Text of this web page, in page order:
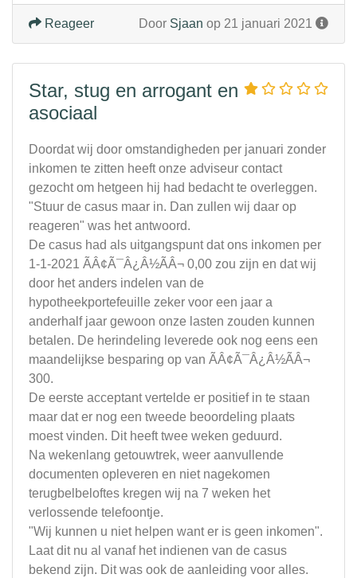
Door Sjaan op 21 januari 2021
Reageer
Star, stug en arrogant en
asociaal
Doordat wij door omstandigheden per januari zonder
inkomen te zitten heeft onze adviseur contact
gezocht om hetgeen hij had bedacht te overleggen.
"Stuur de casus maar in. Dan zullen wij daar op
reageren" was het antwoord.
De casus had als uitgangspunt dat ons inkomen per
1-1-2021 ÃÂ¢Ã¯Â¿Â½ÃÂ¬ 0,00 zou zijn en dat wij
door het anders indelen van de
hypotheekportefeuille zeker voor een jaar a
anderhalf jaar gewoon onze lasten zouden kunnen
betalen. De herindeling leverede ook nog eens een
maandelijkse besparing op van ÃÂ¢Ã¯Â¿Â½ÃÂ¬
300.
De eerste acceptant vertelde er positief in te staan
maar dat er nog een tweede beoordeling plaats
moest vinden. Dit heeft twee weken geduurd.
Na wekenlang getouwtrek, weer aanvullende
documenten opleveren en niet nagekomen
terugbelbeloftes kregen wij na 7 weken het
verlossende telefoontje.
"Wij kunnen u niet helpen want er is geen inkomen".
Laat dit nu al vanaf het indienen van de casus
bekend zijn. Dit was ook de aanleiding voor alles.